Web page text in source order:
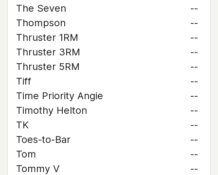
The Seven
--
Thompson
--
Thruster 1RM
--
Thruster 3RM
--
Thruster 5RM
--
Tiff
--
Time Priority Angie
--
Timothy Helton
--
TK
--
Toes-to-Bar
--
Tom
--
Tommy V
--